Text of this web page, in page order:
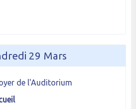
29 Mars
de l'Auditorium